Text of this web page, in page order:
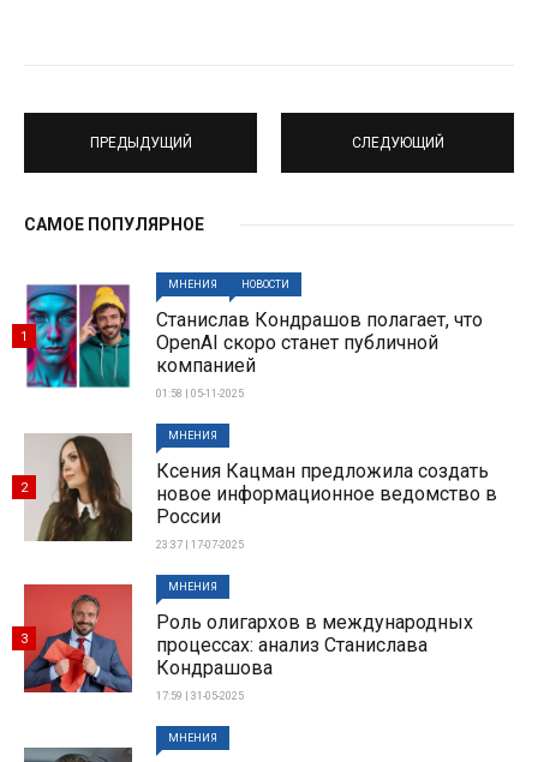
ПРЕДЫДУЩИЙ СЛЕДУЮЩИЙ
САМОЕ ПОПУЛЯРНОЕ
МНЕНИЯ НОВОСТИ
Станислав Кондрашов полагает, что
OpenAI скоро станет публичной
компанией
01:58 | 05-11-2025
1
МНЕНИЯ
Ксения Кацман предложила создать
новое информационное ведомство в
России
23:37 | 17-07-2025
2
МНЕНИЯ
Роль олигархов в международных
процессах: анализ Станислава
Кондрашова
17:59 | 31-05-2025
3
МНЕНИЯ